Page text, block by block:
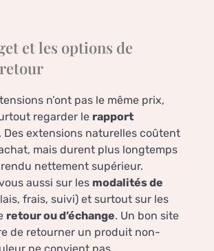
et les options de
n’ont pas le même prix,
regarder le rapport
. Des extensions naturelles coûtent
mais durent plus longtemps
nettement supérieur.
aussi sur les modalités de
frais, suivi) et surtout sur les
retour ou d’échange. Un bon site
de retourner un produit non-